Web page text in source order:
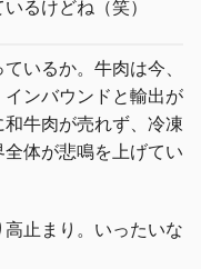
るけどね（笑）
いるか。牛肉は今、
ンバウンドと輸出が
牛肉が売れず、冷凍
体が悲鳴を上げてい
止まり。いったいな